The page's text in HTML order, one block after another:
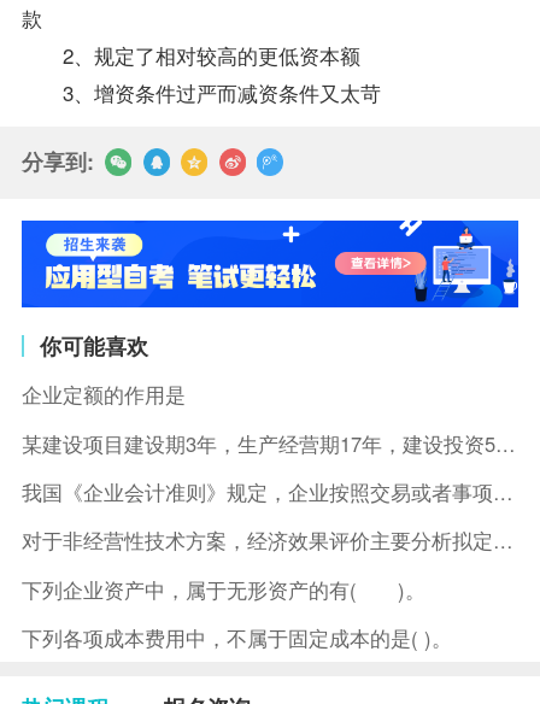
款
2、规定了相对较高的更低资本额
3、增资条件过严而减资条件又太苛
分享到:
你可能喜欢
企业定额的作用是
某建设项目建设期3年，生产经营期17年，建设投资5500万元
我国《企业会计准则》规定，企业按照交易或者事项的经济特征确定
对于非经营性技术方案，经济效果评价主要分析拟定方案的( )。
下列企业资产中，属于无形资产的有( )。
下列各项成本费用中，不属于固定成本的是( )。